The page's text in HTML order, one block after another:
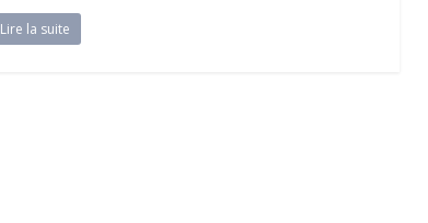
Lire la suite